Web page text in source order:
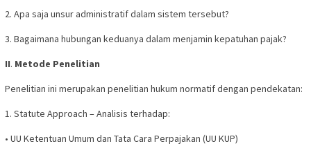
2. Apa saja unsur administratif dalam sistem tersebut?
3. Bagaimana hubungan keduanya dalam menjamin kepatuhan pajak?
II. Metode Penelitian
Penelitian ini merupakan penelitian hukum normatif dengan pendekatan:
1. Statute Approach – Analisis terhadap:
• UU Ketentuan Umum dan Tata Cara Perpajakan (UU KUP)